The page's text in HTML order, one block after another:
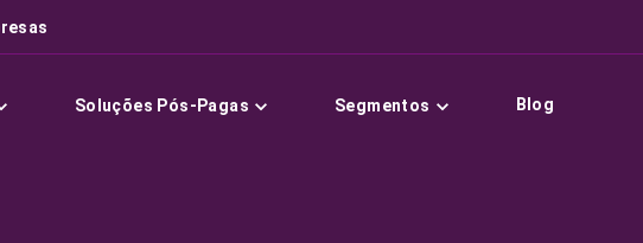
Soluções Pós-Pagas Segmentos Blog